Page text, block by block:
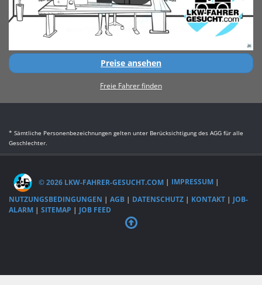
Preise ansehen
Freie Fahrer finden
* Sämtliche Personenbezeichnungen gelten unter Berücksichtigung des AGG für alle
Geschlechter.
© 2026 LKW-FAHRER-GESUCHT.COM | IMPRESSUM |
NUTZUNGSBEDINGUNGEN | AGB | DATENSCHUTZ | KONTAKT | JOB-
ALARM | SITEMAP | JOB FEED